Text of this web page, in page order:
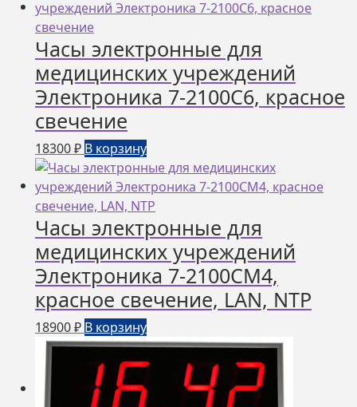
Часы электронные для
медицинских учреждений
Электроника 7-2100С6, красное
свечение
18300₽ В корзину
Часы электронные для
медицинских учреждений
Электроника 7-2100СМ4,
красное свечение, LAN, NTP
18900₽ В корзину